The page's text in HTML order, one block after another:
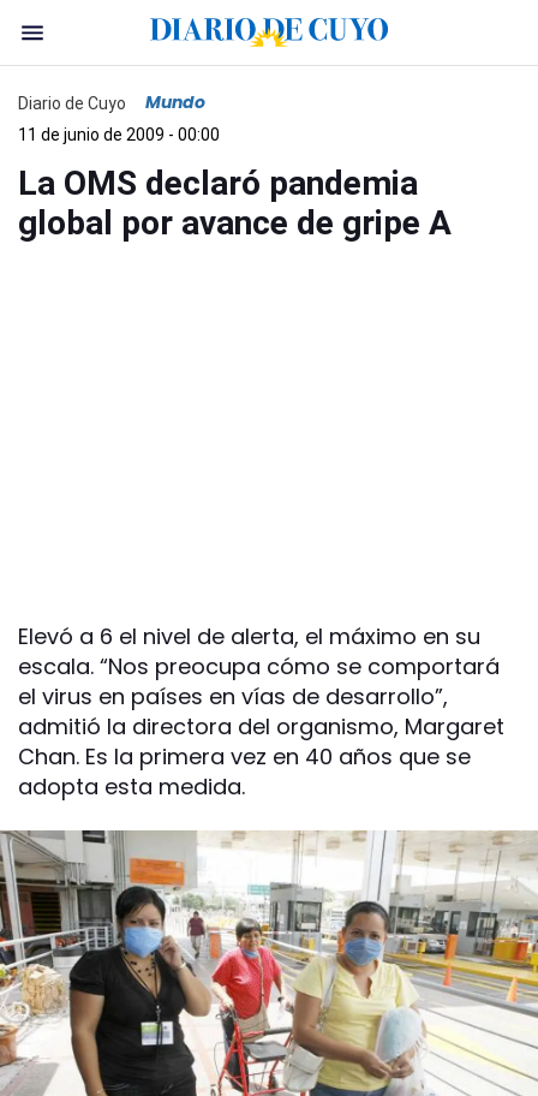
Diario de Cuyo Mundo
11 de junio de 2009 - 00:00
La OMS declaró pandemia
global por avance de gripe A
Elevó a 6 el nivel de alerta, el máximo en su
escala. “Nos preocupa cómo se comportará
el virus en países en vías de desarrollo”,
admitió la directora del organismo, Margaret
Chan. Es la primera vez en 40 años que se
adopta esta medida.